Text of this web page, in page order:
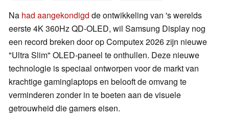
Na had aangekondigd de ontwikkeling van 's werelds
eerste 4K 360Hz QD-OLED, wil Samsung Display nog
een record breken door op Computex 2026 zijn nieuwe
"Ultra Slim" OLED-paneel te onthullen. Deze nieuwe
technologie is speciaal ontworpen voor de markt van
krachtige gaminglaptops en belooft de omvang te
verminderen zonder in te boeten aan de visuele
getrouwheid die gamers eisen.